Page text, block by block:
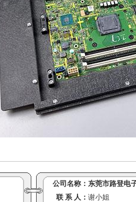
公司名称： 东莞市路登电
联 系 人： 谢小姐